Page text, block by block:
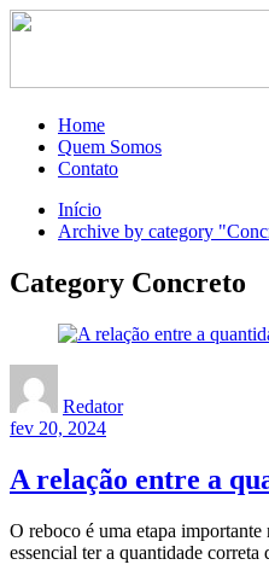
Home
Quem Somos
Contato
Início
Archive by category
Category Concreto
Redator
fev 20, 2024
A relação entre a
O reboco é uma etapa importante
essencial ter a quantidade